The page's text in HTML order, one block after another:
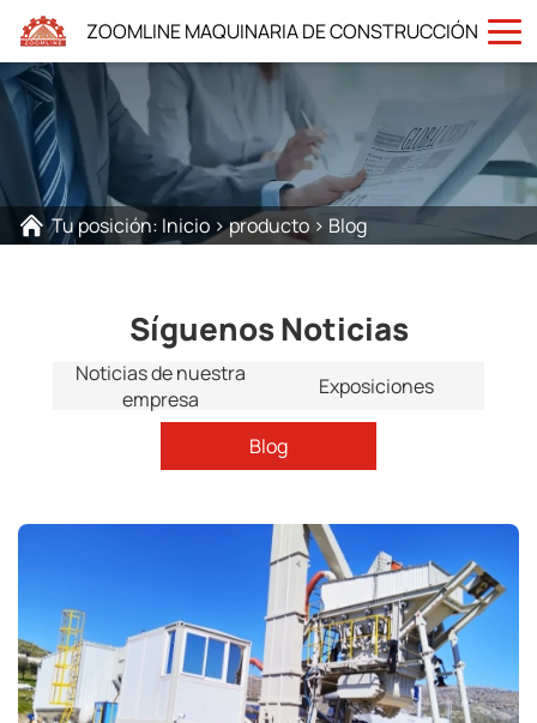
ZOOMLINE MAQUINARIA DE CONSTRUCCIÓN
Tu posición: Inicio >producto > Blog
Síguenos Noticias
Noticias de nuestra
empresa
Exposiciones
Blog